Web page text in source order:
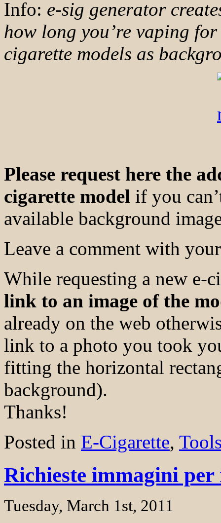
Info: e-sig generator
how long you’re vaping
cigarette models as
Please request here the
cigarette model if you
available background
Leave a comment with
While requesting a new e-
link to an image of the
already on the web
link to a photo you took
fitting the horizontal
background).
Thanks!
Posted in E-Cigarette,
Richieste immagini
Tuesday, March 1st, 2011